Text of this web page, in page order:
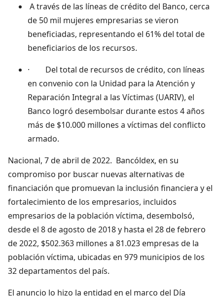
A través de las líneas de crédito del Banco, cerca
de 50 mil mujeres empresarias se vieron
beneficiadas, representando el 61% del total de
beneficiarios de los recursos.
· Del total de recursos de crédito, con líneas
en convenio con la Unidad para la Atención y
Reparación Integral a las Víctimas (UARIV), el
Banco logró desembolsar durante estos 4 años
más de $10.000 millones a víctimas del conflicto
armado.
Nacional, 7 de abril de 2022. Bancóldex, en su
compromiso por buscar nuevas alternativas de
financiación que promuevan la inclusión financiera y el
fortalecimiento de los empresarios, incluidos
empresarios de la población víctima, desembolsó,
desde el 8 de agosto de 2018 y hasta el 28 de febrero
de 2022, $502.363 millones a 81.023 empresas de la
población víctima, ubicadas en 979 municipios de los
32 departamentos del país.
El anuncio lo hizo la entidad en el marco del Día